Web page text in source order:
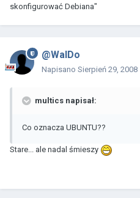
skonfigurować Debiana"
@WalDo
Napisano Sierpień 29, 2008
multics napisał:
Co oznacza UBUNTU??
Stare... ale nadal śmieszy